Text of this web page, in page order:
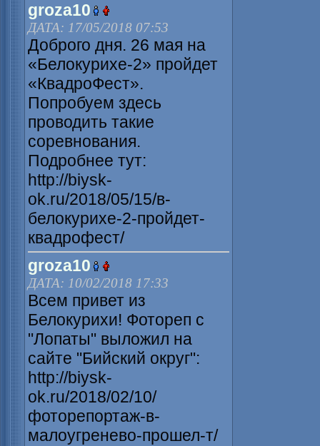
groza10
ДАТА: 17/05/2018 07:53
Доброго дня. 26 мая на
«Белокурихе-2» пройдет
«КвадроФест».
Попробуем здесь
проводить такие
соревнования.
Подробнее тут:
http://biysk-
ok.ru/2018/05/15/в-
белокурихе-2-пройдет-
квадрофест/
groza10
ДАТА: 10/02/2018 17:33
Всем привет из
Белокурихи! Фотореп с
"Лопаты" выложил на
сайте "Бийский округ":
http://biysk-
ok.ru/2018/02/10/
фоторепортаж-в-
малоугренево-прошел-т/